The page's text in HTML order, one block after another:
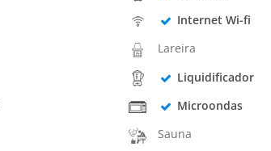
Internet Wi-fi
Lareira
Liquidificador
Microondas
Sauna